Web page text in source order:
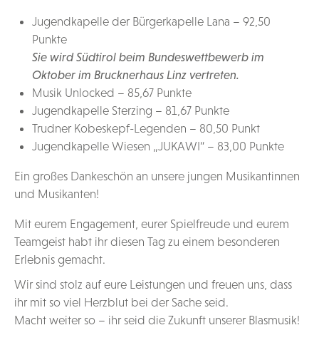
Jugendkapelle der Bürgerkapelle Lana – 92,50
Punkte
Sie wird Südtirol beim Bundeswettbewerb im
Oktober im Brucknerhaus Linz vertreten.
Musik Unlocked – 85,67 Punkte
Jugendkapelle Sterzing – 81,67 Punkte
Trudner Kobeskepf-Legenden – 80,50 Punkt
Jugendkapelle Wiesen „JUKAWI“ – 83,00 Punkte
Ein großes Dankeschön an unsere jungen Musikantinnen
und Musikanten!
Mit eurem Engagement, eurer Spielfreude und eurem
Teamgeist habt ihr diesen Tag zu einem besonderen
Erlebnis gemacht.
Wir sind stolz auf eure Leistungen und freuen uns, dass
ihr mit so viel Herzblut bei der Sache seid.
Macht weiter so – ihr seid die Zukunft unserer Blasmusik!